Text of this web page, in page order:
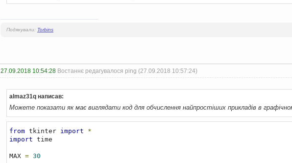
Подякували: Torbins
27.09.2018 10:54:28 Востаннє редагувалося ping (27.09.2018 10:57:24)
almaz31q написав:
Можете показати як має виглядати код для обчислення найпростіших прикладів в
from tkinter import
*
import time
MAX = 30